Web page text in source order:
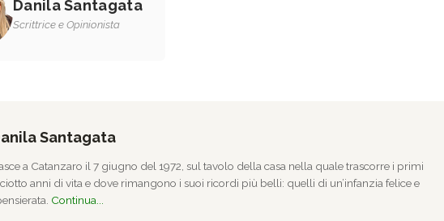
Danila Santagata
Scrittrice e Opinionista
Santagata
a Catanzaro il 7 giugno del 1972, sul tavolo della casa nella quale trascorre i primi
anni di vita e dove rimangono i suoi ricordi più belli: quelli di un’infanzia felice e
Continua...